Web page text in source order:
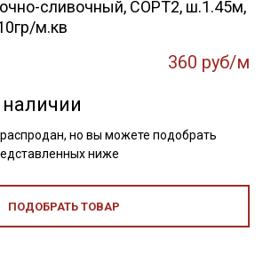
сливочный, СОРТ2, ш.1.45м,
м.кв
360 руб/м
но вы можете подобрать
ниже
ПОДОБРАТЬ ТОВАР